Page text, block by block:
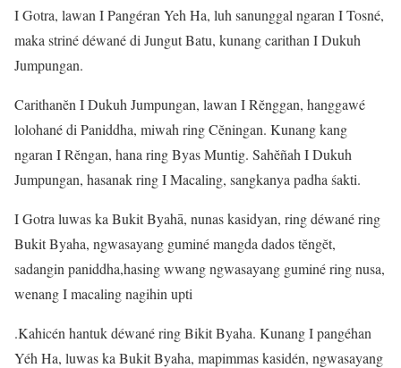
I Gotra, lawan I Pangéran Yeh Ha, luh sanunggal ngaran I Tosné,
maka striné déwané di Jungut Batu, kunang carithan I Dukuh
Jumpungan.
Carithanĕn I Dukuh Jumpungan, lawan I Rĕnggan, hanggawé
lolohané di Paniddha, miwah ring Cĕningan. Kunang kang
ngaran I Rĕngan, hana ring Byas Muntig. Sahĕñah I Dukuh
Jumpungan, hasanak ring I Macaling, sangkanya padha śakti.
I Gotra luwas ka Bukit Byahā, nunas kasidyan, ring déwané ring
Bukit Byaha, ngwasayang guminé mangda dados tĕngĕt,
sadangin paniddha,hasing wwang ngwasayang guminé ring nusa,
wenang I macaling nagihin upti
.Kahicén hantuk déwané ring Bikit Byaha. Kunang I pangéhan
Yéh Ha, luwas ka Bukit Byaha, mapimmas kasidén, ngwasayang